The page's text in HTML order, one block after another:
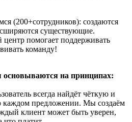
(200+сотрудников): создаются
существующие.
помогает поддерживать
команду!
на принципах:
всегда найдёт чёткую и
предложении. Мы создаём
клиент может быть уверен,